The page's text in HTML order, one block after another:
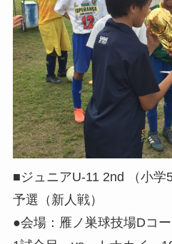
■ジュニアU-11 2nd （小
予選（新人戦）
●会場：雁ノ巣球技場Dコー